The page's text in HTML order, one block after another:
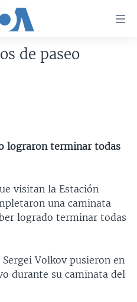
de paseo
lograron terminar todas
visitan la Estación
una caminata
logrado terminar todas
Volkov pusieron en
durante su caminata del